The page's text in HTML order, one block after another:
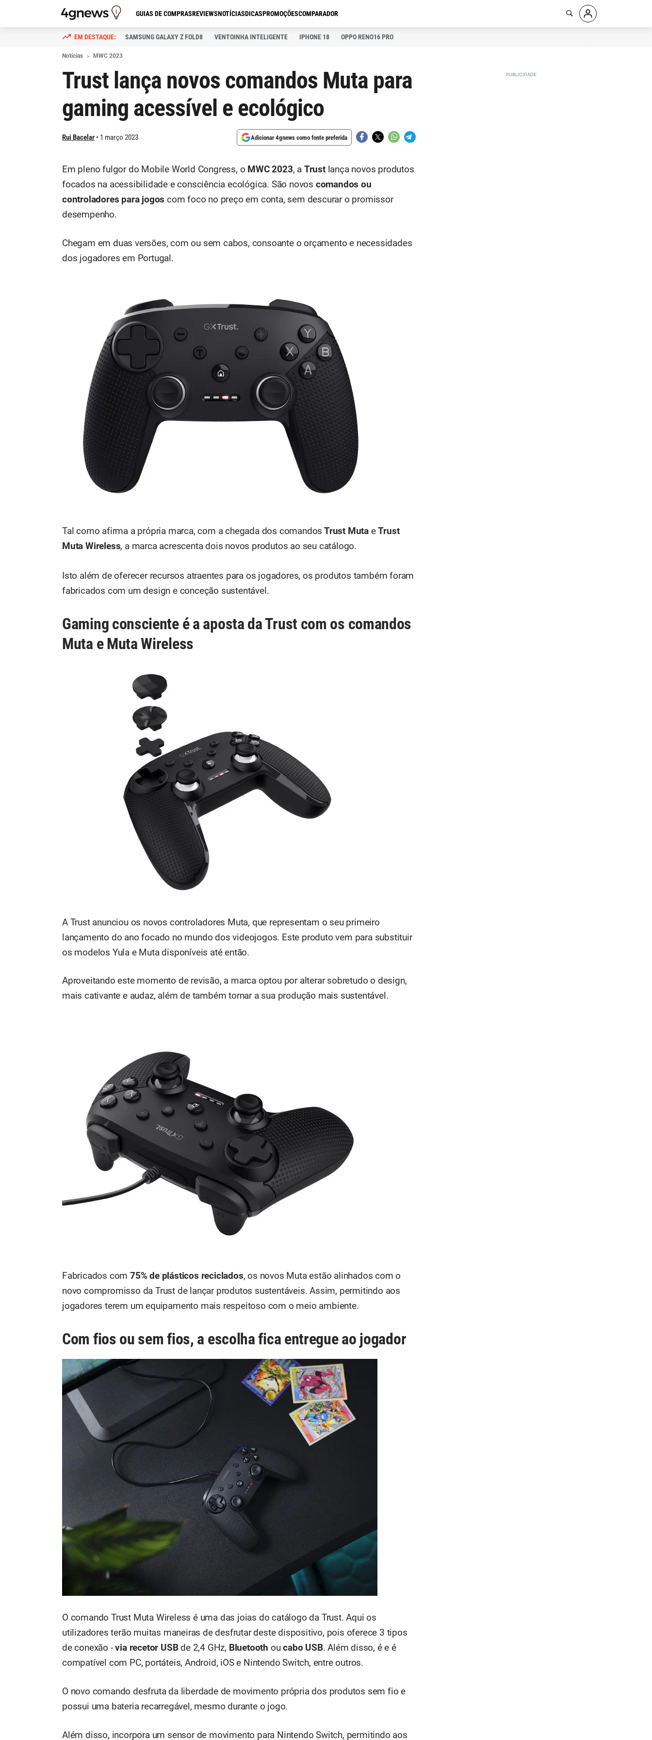
GUIAS DE COMPRASREVIEWSNOTÍCIASDICASPROMOÇÕESCOMPARADOR
SAMSUNG GALAXY Z FOLD8 VENTOINHA INTELIGENTE IPHONE 18 OPPO RENO16 PRO
Notícias MWC 2023
Trust lança novos comandos Muta para
gaming acessível e ecológico
Rui Bacelar 1 março 2023 Adicionar 4gnews como fonte preferida
Em pleno fulgor do Mobile World Congress, o MWC 2023, a Trustlança novos produtos
focados na acessibilidade e consciência ecológica. São novos comandos ou
controladores para jogos com foco no preço em conta, sem descurar o promissor
desempenho.
Chegam em duas versões, com ou sem cabos, consoante o orçamento e necessidades
dos jogadores em Portugal.
Tal como afirma a própria marca, com a chegada dos comandos Trust Muta eTrust
Muta Wireless, a marca acrescenta dois novos produtos ao seu catálogo.
Isto além de oferecer recursos atraentes para os jogadores, os produtos também foram
fabricados com um design e conceção sustentável.
Gaming consciente é a aposta da Trust com os comandos
Muta e Muta Wireless
A Trust anunciou os novos controladores Muta, que representam o seu primeiro
lançamento do ano focado no mundo dos videojogos. Este produto vem para substituir
os modelos Yula e Muta disponíveis até então.
Aproveitando este momento de revisão, a marca optou por alterar sobretudo o design,
mais cativante e audaz, além de também tornar a sua produção mais sustentável.
Fabricados com 75% de plásticos reciclados, os novos Muta estão alinhados com o
novo compromisso da Trust de lançar produtos sustentáveis. Assim, permitindo aos
jogadores terem um equipamento mais respeitoso com o meio ambiente.
Com fios ou sem fios, a escolha fica entregue ao jogador
O comando Trust Muta Wireless é uma das joias do catálogo da Trust. Aqui os
utilizadores terão muitas maneiras de desfrutar deste dispositivo, pois oferece 3 tipos
de conexão -via recetor USBde 2,4 GHz, Bluetooth oucabo USB. Além disso, é e é
compatível com PC, portáteis, Android, iOS e Nintendo Switch, entre outros.
O novo comando desfruta da liberdade de movimento própria dos produtos sem fio e
possui uma bateria recarregável, mesmo durante o jogo.
Além disso, incorpora um sensor de movimento para Nintendo Switch, permitindo aos